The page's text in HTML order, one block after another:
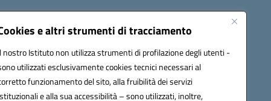
e altri strumenti di tracciamento
nostro Istituto non utilizza strumenti di profilazione degli utenti -
utilizzati esclusivamente cookies tecnici necessari al
funzionamento del sito, alla fruibilità dei servizi
e alla sua accessibilità – sono utilizzati, inoltre,